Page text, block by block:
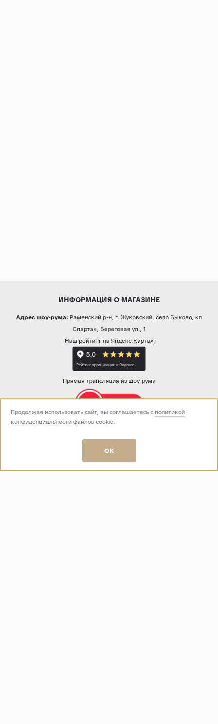
ИНФОРМАЦИЯ О МАГАЗИНЕ
Адрес шоу-рума: Раменский р-н, г. Жуковский, село Быково, кп
Спартак, Береговая ул., 1
Наш рейтинг на Яндекс.Картах
Прямая трансляция из шоу-рума
Звоните нам:
пн-вс 10:00 - 19:00
E-mail:
info@baza-plitki.ru
Продолжая использовать сайт, вы соглашаетесь с политикой
конфиденциальностифайлов cookie.
OK